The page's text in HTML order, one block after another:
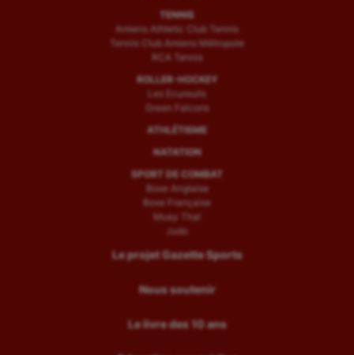
TENNIS
Amiens Athletic Club Tennis
Tennis Club Amiens Métropole
RCA Tennis
ROLLER-HOCKEY
Les Ecureuils
Green Falcons
ATHLÉTISME
NATATION
SPORT DE COMBAT
Boxe Anglaise
Boxe Française
Muay Thaï
Judo
Le projet Gazette Sports
Nous soutenir
Le livre des 10 ans